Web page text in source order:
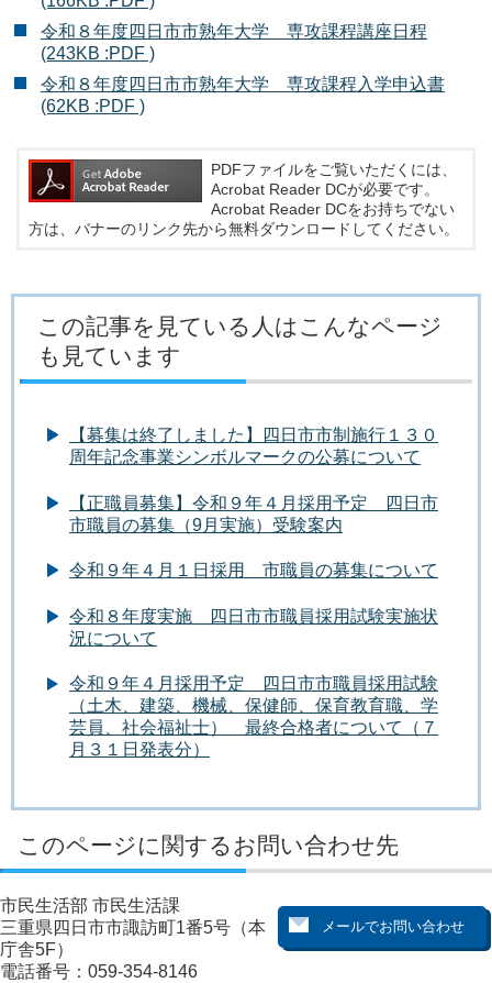
令和８年度四日市市熟年大学 専攻課程講座日程
(243KB :PDF )
令和８年度四日市市熟年大学 専攻課程入学申込書
(62KB :PDF )
PDFファイルをご覧いただくには、
Acrobat Reader DCが必要です。
Acrobat Reader DCをお持ちでない
方は、バナーのリンク先から無料ダウンロードしてください。
この記事を見ている人はこんなページ
も見ています
【募集は終了しました】四日市市制施行１３０
周年記念事業シンボルマークの公募について
【正職員募集】令和９年４月採用予定 四日市
市職員の募集（9月実施）受験案内
令和９年４月１日採用 市職員の募集について
令和８年度実施 四日市市職員採用試験実施状
況について
令和９年４月採用予定 四日市市職員採用試験
（土木、建築、機械、保健師、保育教育職、学
芸員、社会福祉士） 最終合格者について（７
月３１日発表分）
このページに関するお問い合わせ先
市民生活部 市民生活課
三重県四日市市諏訪町1番5号（本
庁舎5F）
電話番号：059-354-8146